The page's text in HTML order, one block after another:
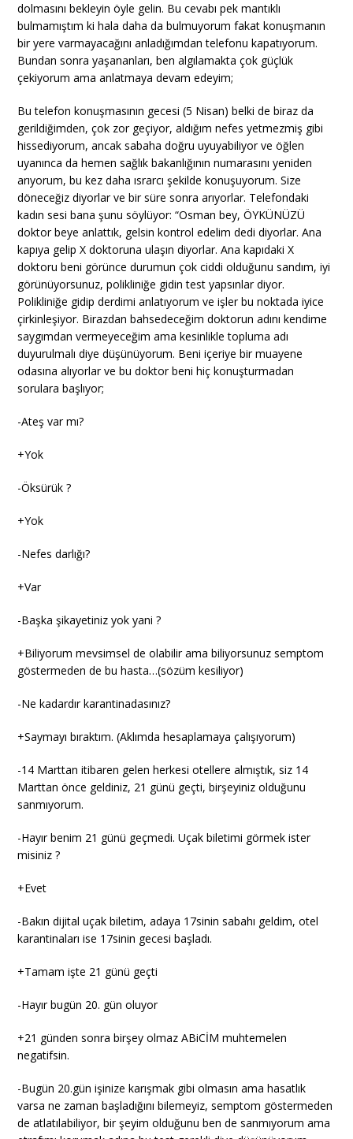
dolmasını bekleyin öyle gelin. Bu cevabı pek mantıklı
bulmamıştım ki hala daha da bulmuyorum fakat konuşmanın
bir yere varmayacağını anladığımdan telefonu kapatıyorum.
Bundan sonra yaşananları, ben algılamakta çok güçlük
çekiyorum ama anlatmaya devam edeyim;
Bu telefon konuşmasının gecesi (5 Nisan) belki de biraz da
gerildiğimden, çok zor geçiyor, aldığım nefes yetmezmiş gibi
hissediyorum, ancak sabaha doğru uyuyabiliyor ve öğlen
uyanınca da hemen sağlık bakanlığının numarasını yeniden
arıyorum, bu kez daha ısrarcı şekilde konuşuyorum. Size
döneceğiz diyorlar ve bir süre sonra arıyorlar. Telefondaki
kadın sesi bana şunu söylüyor: “Osman bey, ÖYKÜNÜZÜ
doktor beye anlattık, gelsin kontrol edelim dedi diyorlar. Ana
kapıya gelip X doktoruna ulaşın diyorlar. Ana kapıdaki X
doktoru beni görünce durumun çok ciddi olduğunu sandım, iyi
görünüyorsunuz, polikliniğe gidin test yapsınlar diyor.
Polikliniğe gidip derdimi anlatıyorum ve işler bu noktada iyice
çirkinleşiyor. Birazdan bahsedeceğim doktorun adını kendime
saygımdan vermeyeceğim ama kesinlikle topluma adı
duyurulmalı diye düşünüyorum. Beni içeriye bir muayene
odasına alıyorlar ve bu doktor beni hiç konuşturmadan
sorulara başlıyor;
-Ateş var mı?
+Yok
-Öksürük ?
+Yok
-Nefes darlığı?
+Var
-Başka şikayetiniz yok yani ?
+Biliyorum mevsimsel de olabilir ama biliyorsunuz semptom
göstermeden de bu hasta…(sözüm kesiliyor)
-Ne kadardır karantinadasınız?
+Saymayı bıraktım. (Aklımda hesaplamaya çalışıyorum)
-14 Marttan itibaren gelen herkesi otellere almıştık, siz 14
Marttan önce geldiniz, 21 günü geçti, birşeyiniz olduğunu
sanmıyorum.
-Hayır benim 21 günü geçmedi. Uçak biletimi görmek ister
misiniz ?
+Evet
-Bakın dijital uçak biletim, adaya 17sinin sabahı geldim, otel
karantinaları ise 17sinin gecesi başladı.
+Tamam işte 21 günü geçti
-Hayır bugün 20. gün oluyor
+21 günden sonra birşey olmaz ABiCİM muhtemelen
negatifsin.
-Bugün 20.gün işinize karışmak gibi olmasın ama hasatlık
varsa ne zaman başladığını bilemeyiz, semptom göstermeden
de atlatılabiliyor, bir şeyim olduğunu ben de sanmıyorum ama